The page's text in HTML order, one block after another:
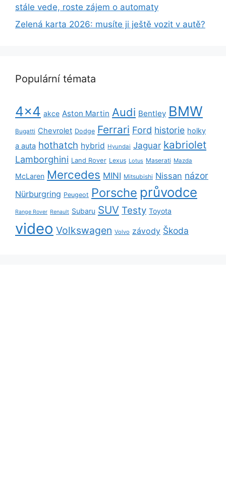
stále vede, roste zájem o automaty
Zelená karta 2026: musíte ji ještě vozit v autě?
Populární témata
4x4 akce Aston Martin Audi Bentley BMW
Bugatti Chevrolet Dodge Ferrari Ford historie holky
a auta hothatch hybrid Hyundai Jaguar kabriolet
Lamborghini Land Rover Lexus Lotus Maserati Mazda
McLaren Mercedes MINI Mitsubishi Nissan názor
Nürburgring Peugeot Porsche průvodce
Range Rover Renault Subaru SUV Testy Toyota
video Volkswagen Volvo závody Škoda